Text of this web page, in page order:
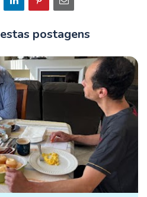
postagens